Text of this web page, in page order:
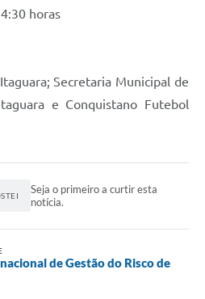
horas
Secretaria Municipal de
e Conquistano Futebol
Seja o primeiro a curtir esta
notícia.
de Gestão do Risco de